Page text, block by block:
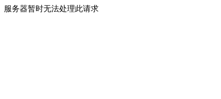
服务器暂时无法处理此请求